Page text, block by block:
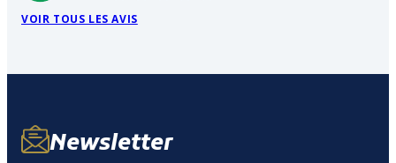
VOIR TOUS LES AVIS
Newsletter